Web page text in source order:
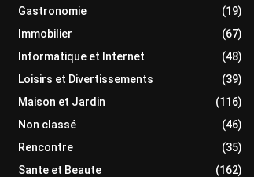
Gastronomie
(19)
Immobilier
(67)
Informatique et Internet
(48)
Loisirs et Divertissements
(39)
Maison et Jardin
(116)
Non classé
(46)
Rencontre
(35)
Sante et Beaute
(162)